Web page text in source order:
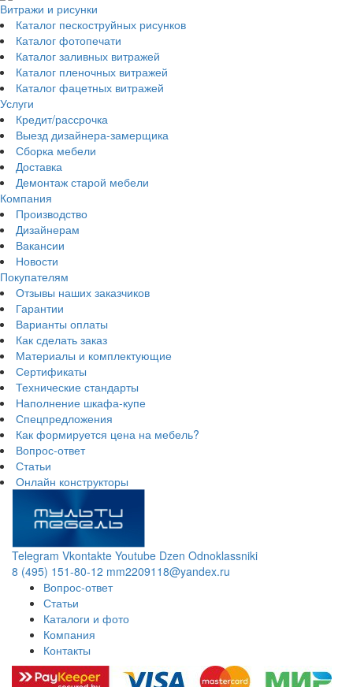
Витражи и рисунки
Каталог пескоструйных рисунков
Каталог фотопечати
Каталог заливных витражей
Каталог пленочных витражей
Каталог фацетных витражей
Услуги
Кредит/рассрочка
Выезд дизайнера-замерщика
Сборка мебели
Доставка
Демонтаж старой мебели
Компания
Производство
Дизайнерам
Вакансии
Новости
Покупателям
Отзывы наших заказчиков
Гарантии
Варианты оплаты
Как сделать заказ
Материалы и комплектующие
Сертификаты
Технические стандарты
Наполнение шкафа-купе
Спецпредложения
Как формируется цена на мебель?
Вопрос-ответ
Статьи
Онлайн конструкторы
Telegram Vkontakte Youtube Dzen Odnoklassniki
8 (495) 151-80-12 mm2209118@yandex.ru
Вопрос-ответ
Статьи
Каталоги и фото
Компания
Контакты